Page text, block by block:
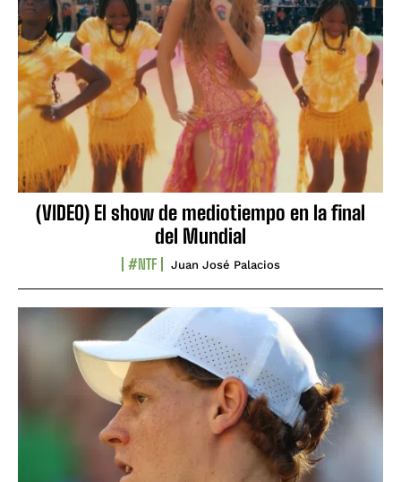
(VIDEO) El show de mediotiempo en la final
del Mundial
#NTF Juan José Palacios